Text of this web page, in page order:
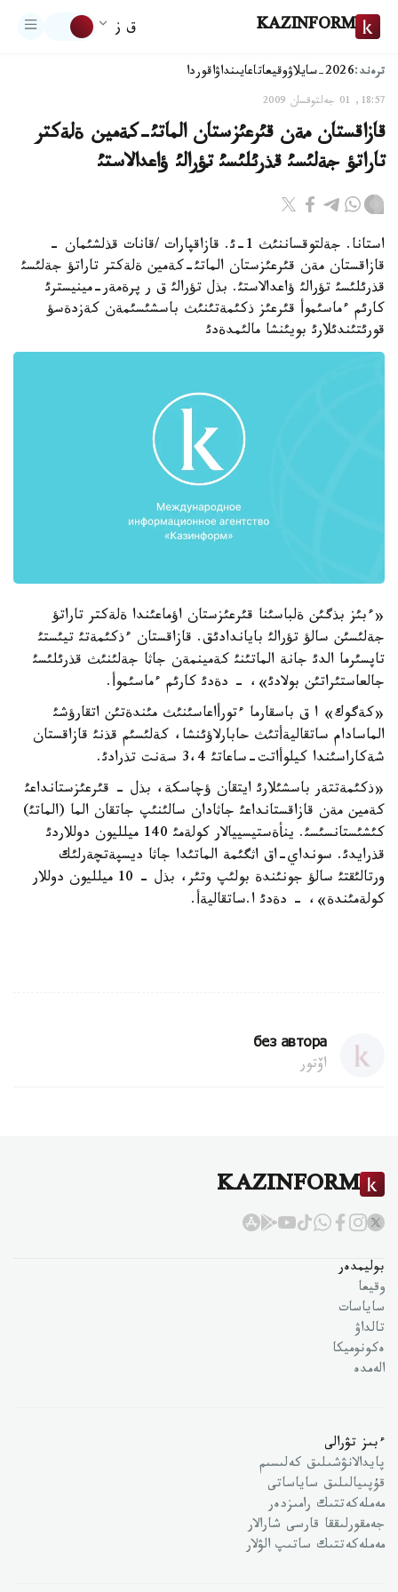
KAZINFORM ق ز
ترەند:2026-سايلاۋ وقيعاتاعايىنداۋاقوردا
18:57, 01 جەلتوقسان 2009
قازاقستان مةن قئرعئزستان الماتئ-كةمين ةلةكتر
تاراتؤ جةلئسئ قذرئلئسئ تؤرالئ ؤاعدالاستئ
استانا. جةلتوقساننئث 1-ئ. قازاقپارات /قانات قذلشئمان -
قازاقستان مةن قئرعئزستان الماتئ-كةمين ةلةكتر تاراتؤ جةلئسئ
قذرئلئسئ تؤرالئ ؤاعدالاستئ. بذل تؤرالئ ق ر پرةمةر-مينيسترئ
كارئم ءماسئموأ قئرعئز ذكئمةتئنئث باسشئسئمةن كةزدةسؤ
قورئتئندئلارئ بويئنشا مالئمدةدئ
«ءبئز بذگئن ةلباسئنا قئرعئزستان اؤماعئندا ةلةكتر تاراتؤ
جةلئسئن سالؤ تؤرالئ باياندادئق. قازاقستان ءذكئمةتئ تيئستئ
تاپسئرما الدئ جانة الماتئنئ كةمينمةن جاثا جةلئنئث قذرئلئسئ
جالعاستئراتئن بولادئ»، - دةدئ كارئم ءماسئموأ.
«كةگوك» ا ق باسقارما ءتورأاعاسئنئث مئندةتئن اتقارؤشئ
الماسادام ساتقاليةأتئث حابارلاؤئنشا، كةلئسئم قذنئ قازاقستان
شةكاراسئندا كيلوأاتت-ساعاتئ 3،4 سةنت تذرادئ.
«ذكئمةتتةر باسشئلارئ ايتقان ؤچاسكة، بذل - قئرعئزستانداعئ
كةمين مةن قازاقستانداعئ جاثادان سالئنئپ جاتقان الما (الماتئ)
كئشئستانسئسئ. ينأةستيسييالار كولةمئ 140 ميلليون دوللاردئ
قذرايدئ. سونداي-اق اثگئمة الماتئدا جاثا ديسپةتچةرلئك
ورتالئقتئ سالؤ جونئندة بولئپ وتئر، بذل - 10 ميلليون دوللار
كولةمئندة»، - دةدئ ا.ساتقاليةأ.
без автора
اۆتور
KAZINFORM
بوليمدەر
وقيعا
ساياسات
تالداۋ
ەكونوميكا
الەمدە
ءبىز تۋرالى
پايدالانۋشىلىق كەلىسىم
قۇپىيالىلىق ساياساتى
مەملەكەتتىك رامىزدەر
جەمقورلىققا قارسى شارالار
مەملەكەتتىك ساتىپ الۋلار